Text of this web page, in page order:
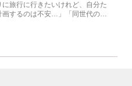
に旅行に行きたいけれど、自分た
画するのは不安…」「同世代の方